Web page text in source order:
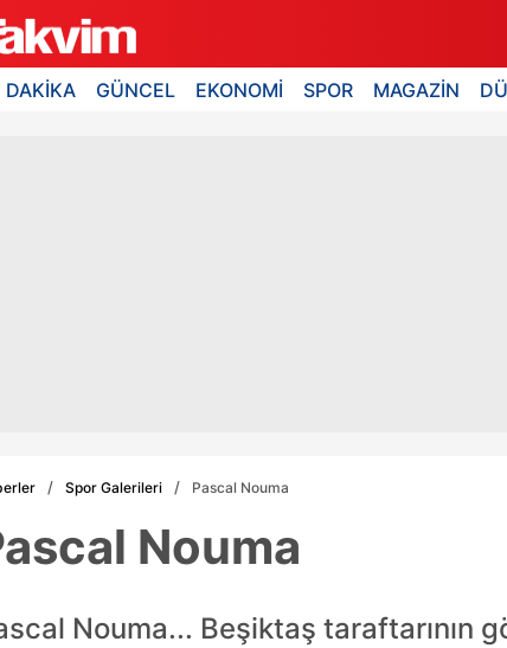
DAKİKA GÜNCEL EKONOMİ SPOR MAGAZİN
Spor Galerileri Pascal Nouma
Nouma
Nouma... Beşiktaş taraftarının